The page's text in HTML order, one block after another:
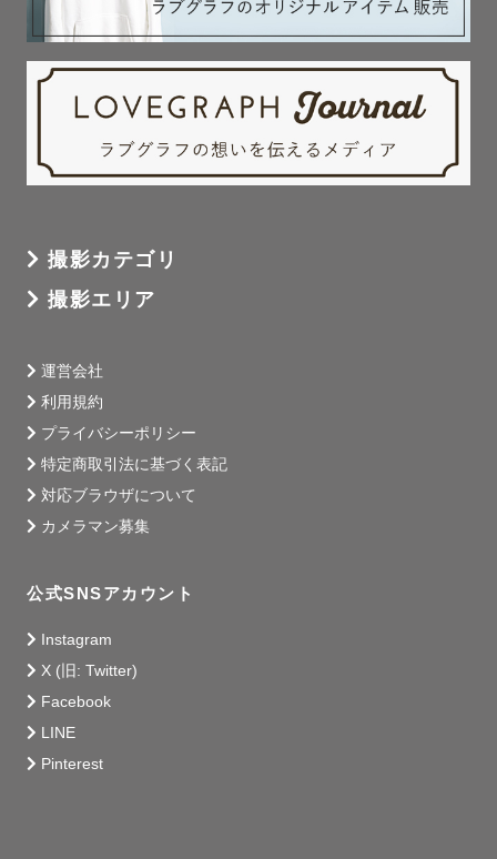
撮影カテゴリ
撮影エリア
運営会社
利用規約
プライバシーポリシー
特定商取引法に基づく表記
対応ブラウザについて
カメラマン募集
公式SNSアカウント
Instagram
X (旧: Twitter)
Facebook
LINE
Pinterest